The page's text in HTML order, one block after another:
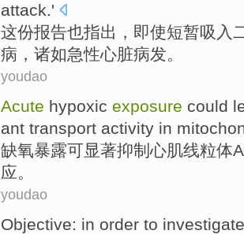
attack.'
这份报告也指出 ， 即使短暂吸入
病，诸如急性心脏病发。
youdao
Acute hypoxic exposure could
ant transport activity in
缺氧暴露可显著抑制心肌线粒体
应。
youdao
Objective: in order to investigate